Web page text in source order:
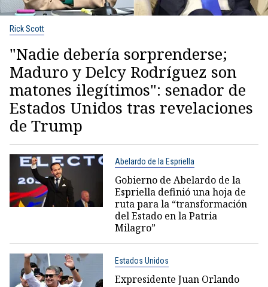
Rick Scott
"Nadie debería sorprenderse;
Maduro y Delcy Rodríguez son
matones ilegítimos": senador de
Estados Unidos tras revelaciones
de Trump
Abelardo de la Espriella
Gobierno de Abelardo de la
Espriella definió una hoja de
ruta para la “transformación
del Estado en la Patria
Milagro”
Estados Unidos
Expresidente Juan Orlando